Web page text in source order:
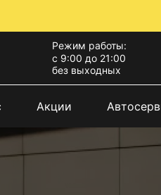
Режим работы:
с 9:00 до 21:00
без выходных
Акции